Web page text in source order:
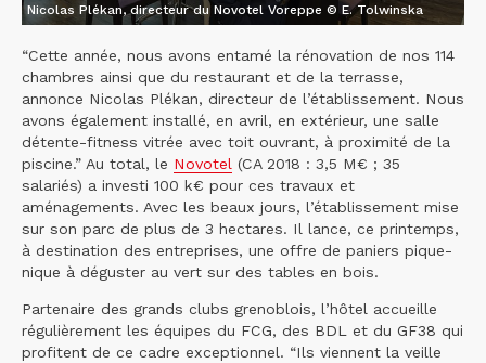
Nicolas Plékan, directeur du Novotel Voreppe © E. Tolwinska
“Cette année, nous avons entamé la rénovation de nos 114
chambres ainsi que du restaurant et de la terrasse,
annonce Nicolas Plékan, directeur de l’établissement. Nous
avons également installé, en avril, en extérieur, une salle
détente-fitness vitrée avec toit ouvrant, à proximité de la
piscine.” Au total, le Novotel (CA 2018 : 3,5 M€ ; 35
salariés) a investi 100 k€ pour ces travaux et
aménagements. Avec les beaux jours, l’établissement mise
sur son parc de plus de 3 hectares. Il lance, ce printemps,
à destination des entreprises, une offre de paniers pique-
nique à déguster au vert sur des tables en bois.
Partenaire des grands clubs grenoblois, l’hôtel accueille
régulièrement les équipes du FCG, des BDL et du GF38 qui
profitent de ce cadre exceptionnel. “Ils viennent la veille